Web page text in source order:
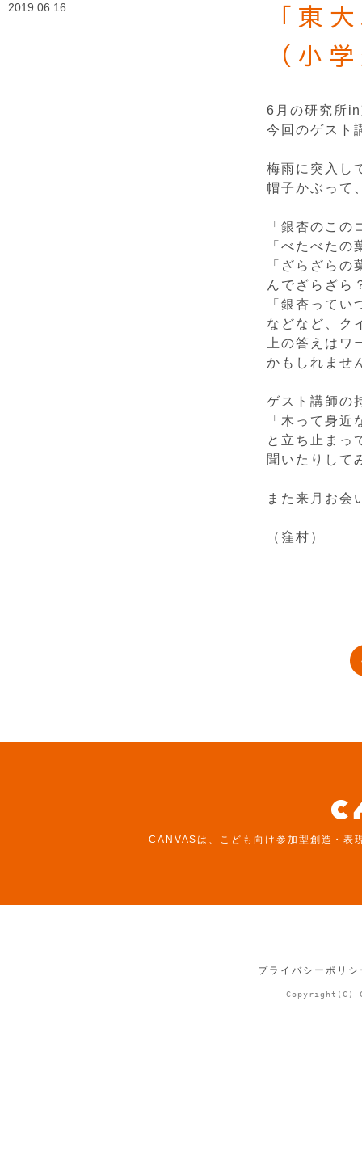
「東
（小
6月の研究所
今回のゲスト
梅雨に突入し
帽子かぶって
「銀杏のこ
「べたべた
「ざらざら
んでざらざら
「銀杏って
などなど、ク
上の答えは
かもしれませ
ゲスト講師の
「木って身
と立ち止まっ
聞いたりして
また来月お会
（窪村）
2019.06.16
CANVASは、こども向け参加型創造・表
プライバシーポリ
Copyright(C)